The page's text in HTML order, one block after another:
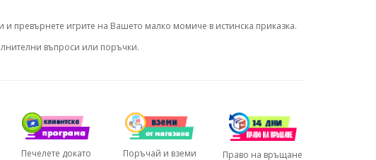
превърнете игрите на Вашето малко момиче в истинска приказка.
въпроси или поръчки.
Печелете докато Поръчай и вземи Право на връщане